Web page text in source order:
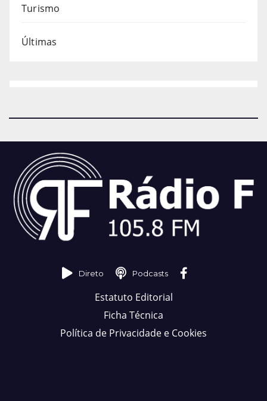
Turismo
Últimas
Direto Podcasts
Estatuto Editorial
Ficha Técnica
Política de Privacidade e Cookies